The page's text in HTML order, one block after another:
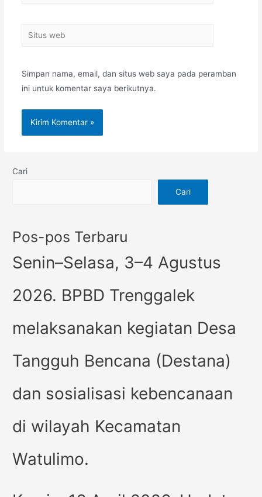
Simpan nama, email, dan situs web saya pada peramban
ini untuk komentar saya berikutnya.
Cari
Cari
Pos-pos Terbaru
Senin–Selasa, 3–4 Agustus
2026. BPBD Trenggalek
melaksanakan kegiatan Desa
Tangguh Bencana (Destana)
dan sosialisasi kebencanaan
di wilayah Kecamatan
Watulimo.